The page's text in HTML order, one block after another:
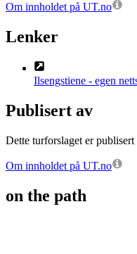
Om innholdet på UT.no
Lenker
Ilsengstiene - egen
Publisert av
Dette turforslaget er
Om innholdet på UT.no
on the path